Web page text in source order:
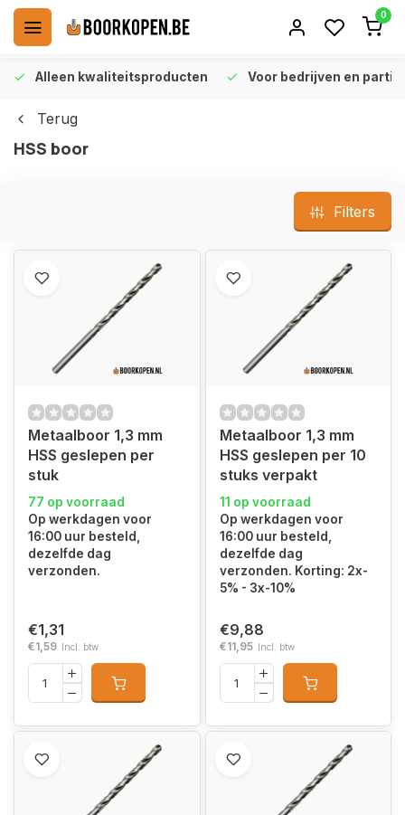
0
Alleen kwaliteitsproducten Voor bedrijven en
Terug
HSS boor
Filters
Metaalboor 1,3 mm
HSS geslepen per
stuk
77 op voorraad
Op werkdagen voor
16:00 uur besteld,
dezelfde dag
verzonden.
€1,31
€1,59 Incl. btw
Metaalboor 1,3 mm
HSS geslepen per 10
stuks verpakt
11 op voorraad
Op werkdagen voor
16:00 uur besteld,
dezelfde dag
verzonden. Korting: 2x-
5% - 3x-10%
€9,88
€11,95 Incl. btw